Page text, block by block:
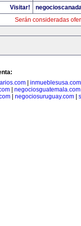
Visitar!
Serán consideradas
inmueblesusa.com
| negociosguatemala.com
negociosuruguay.com